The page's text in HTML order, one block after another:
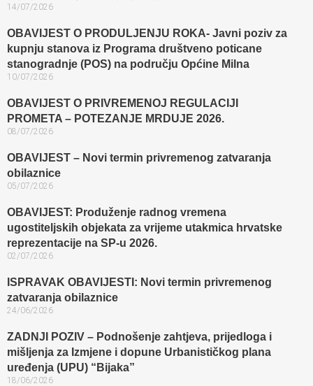
14/07/2026
OBAVIJEST O PRODULJENJU ROKA- Javni poziv za
kupnju stanova iz Programa društveno poticane
stanogradnje (POS) na području Općine Milna
10/07/2026
OBAVIJEST O PRIVREMENOJ REGULACIJI
PROMETA – POTEZANJE MRDUJE 2026.
08/07/2026
OBAVIJEST – Novi termin privremenog zatvaranja
obilaznice​
05/07/2026
OBAVIJEST: Produženje radnog vremena
ugostiteljskih objekata za vrijeme utakmica hrvatske
reprezentacije na SP-u 2026.
02/07/2026
ISPRAVAK OBAVIJESTI: Novi termin privremenog
zatvaranja obilaznice​
24/06/2026
ZADNJI POZIV – Podnošenje zahtjeva, prijedloga i
mišljenja za Izmjene i dopune Urbanističkog plana
uređenja (UPU) “Bijaka”
18/06/2026